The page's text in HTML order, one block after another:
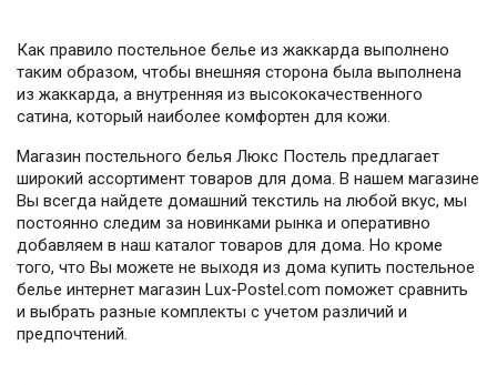
Как правило постельное белье из жаккарда выполнено
таким образом, чтобы внешняя сторона была выполнена
из жаккарда, а внутренняя из высококачественного
сатина, который наиболее комфортен для кожи.
Магазин постельного белья Люкс Постель предлагает
широкий ассортимент товаров для дома. В нашем магазине
Вы всегда найдете домашний текстиль на любой вкус, мы
постоянно следим за новинками рынка и оперативно
добавляем в наш каталог товаров для дома. Но кроме
того, что Вы можете не выходя из дома купить постельное
белье интернет магазин Lux-Postel.com поможет сравнить
и выбрать разные комплекты с учетом различий и
предпочтений.